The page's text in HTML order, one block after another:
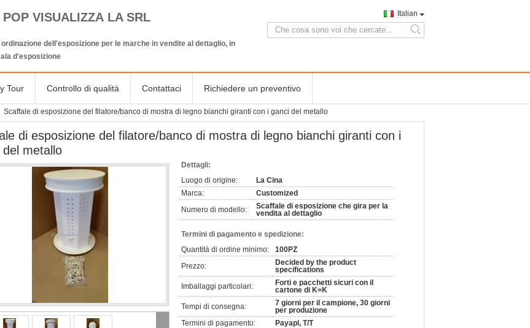
POP VISUALIZZA LA SRL
dell'esposizione per le marche in vendite al dettaglio, in
d'esposizione
Italian
search
Tour Controllo di qualità Contattaci Richiedere un preventivo
Scaffale di esposizione del filatore/banco di mostra di legno bianchi giranti con i ganci del metallo
di esposizione del filatore/banco di mostra di legno bianchi giranti con i
del metallo
Dettagli:
Luogo di origine:
La Cina
Marca:
Customized
Numero di modello:
Scaffale di esposizione che gira per la
vendita al dettaglio
Termini di pagamento e spedizione:
Quantità di ordine minimo:
100PZ
Prezzo:
Decided by the product
specifications
Imballaggi particolari:
Forti e pacchetti sicuri con il
cartone di K=K
Tempi di consegna:
7 giorni per il campione, 30 giorni
per produzione
Termini di pagamento:
Payapl, T/T